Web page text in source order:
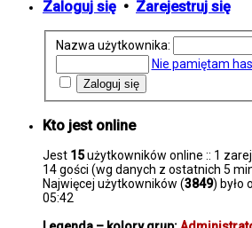
Zaloguj się • Zarejestruj się
Nazwa użytkownika:
Nie pamiętam
Kto jest online
Jest 15użytkowników online :: 1
14 gości (wg danych z ostatnich 5
Najwięcej użytkowników (3849) było
05:42